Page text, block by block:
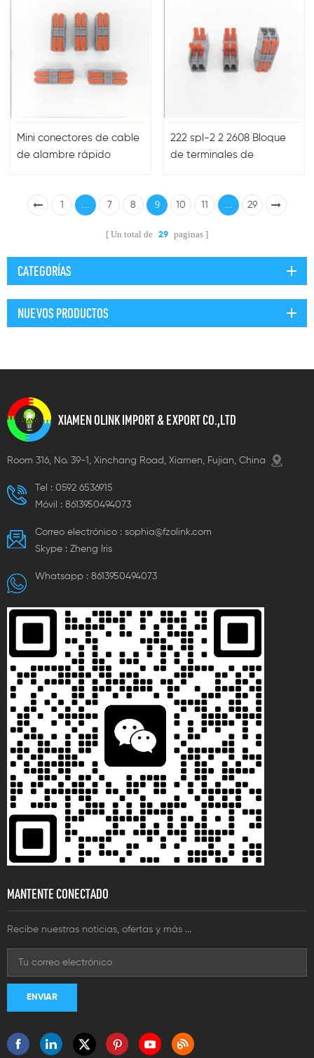
Mini conectores de cable
de alambre rápido
222 spl-2 2 2608 Bloque
de terminales de
1 ... 7 8 9 10 11 ... 29
Un total de 29 paginas
CATEGORÍAS
NUEVOS PRODUCTOS
XIAMEN OLINK IMPORT & EXPORT CO.,LTD
Room 316, No. 39-1, Xinchang Road, Xiamen, Fujian, China
Tel : 0592 6536915
Móvil : 8613950494073
Correo electrónico : sophia@fzolink.com
Skype : Zheng lris
Whatsapp : 8613950494073
MANTENTE CONECTADO
Recibe nuestras noticias, ofertas y más ...